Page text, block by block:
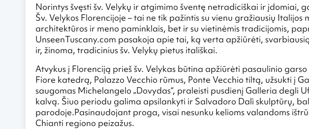
Norintys švęsti šv. Velykų ir atgimimo šventę netradiciškai ir įdomiai,
Šv. Velykos Florencijoje – tai ne tik pažintis su vienu gražiausių Italijos
architektūros ir meno paminklais, bet ir su vietinėmis tradicijomis,
UnseenTuscany.com pasakoja apie tai, ką verta apžiūrėti,
ir, žinoma, tradicinius šv. Velykų pietus itališkai.
Atvykus į Florenciją prieš šv. Velykas būtina apžiūrėti pasaulinio
Fiore katedrą, Palazzo Vecchio rūmus, Ponte Vecchio tiltą, užsukti į
saugomas Michelangelo „Dovydas“, praleisti pusdienį Galleria degli
kalvą. Šiuo periodu galima apsilankyti ir Salvadoro Dalì skulptūrų,
parodoje.Pasinaudojant proga, visai nesunku kelioms valandoms
Chianti regiono peizažus.